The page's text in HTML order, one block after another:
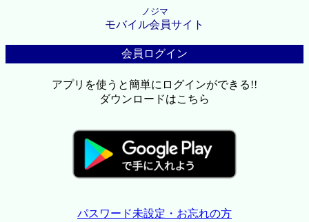
ノジマ
モバイル会員サイト
会員ログイン
アプリを使うと簡単にログインができる!!
ダウンロードはこちら
パスワード未設定・お忘れの方